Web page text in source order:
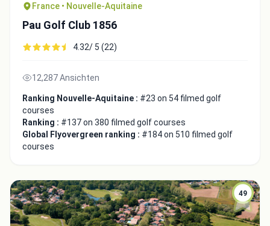
France • Nouvelle-Aquitaine
Pau Golf Club 1856
4.32/ 5 (22)
12,287 Ansichten
Ranking Nouvelle-Aquitaine : #23 on 54 filmed golf
courses
Ranking : #137 on 380 filmed golf courses
Global Flyovergreen ranking : #184 on 510 filmed golf
courses
49